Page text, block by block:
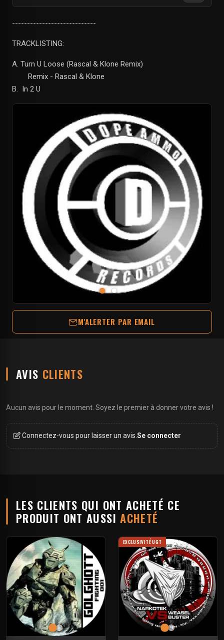
----------------------------
TRACKLISTING:
A. Turn U Loose (Rascal & Klone Remix)
Remix - Rascal & Klone
B. In 2 U
M'ALERTER PAR EMAIL
AVIS CLIENTS
Aucun avis pour le moment. Soyez le premier à donner votre avis !
Connectez-vous pour laisser un avis. Se connecter
LES CLIENTS QUI ONT ACHETÉ CE
PRODUIT ONT AUSSIACHETÉ
EXCLUSIVITÉ UGT